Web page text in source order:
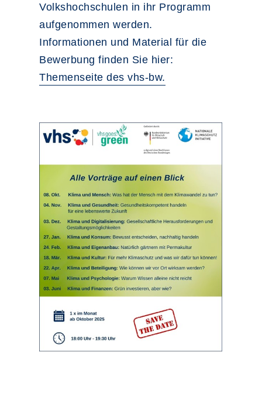
Volkshochschulen in ihr Programm
aufgenommen werden.
Informationen und Material für die
Bewerbung finden Sie hier:
Themenseite des vhs-bw.